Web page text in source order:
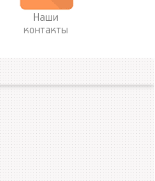
Наши
контакты